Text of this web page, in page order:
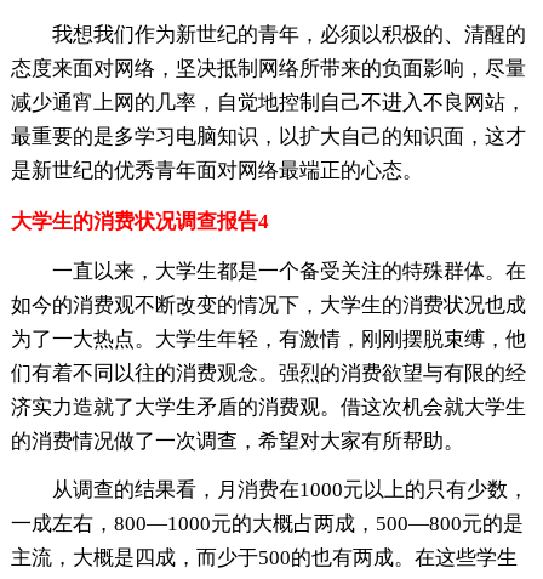
我想我们作为新世纪的青年，必须以积极的、清醒的
态度来面对网络，坚决抵制网络所带来的负面影响，尽量
减少通宵上网的几率，自觉地控制自己不进入不良网站，
最重要的是多学习电脑知识，以扩大自己的知识面，这才
是新世纪的优秀青年面对网络最端正的心态。
大学生的消费状况调查报告4
一直以来，大学生都是一个备受关注的特殊群体。在
如今的消费观不断改变的情况下，大学生的消费状况也成
为了一大热点。大学生年轻，有激情，刚刚摆脱束缚，他
们有着不同以往的消费观念。强烈的消费欲望与有限的经
济实力造就了大学生矛盾的消费观。借这次机会就大学生
的消费情况做了一次调查，希望对大家有所帮助。
从调查的结果看，月消费在1000元以上的只有少数，
一成左右，800—1000元的大概占两成，500—800元的是
主流，大概是四成，而少于500的也有两成。在这些学生